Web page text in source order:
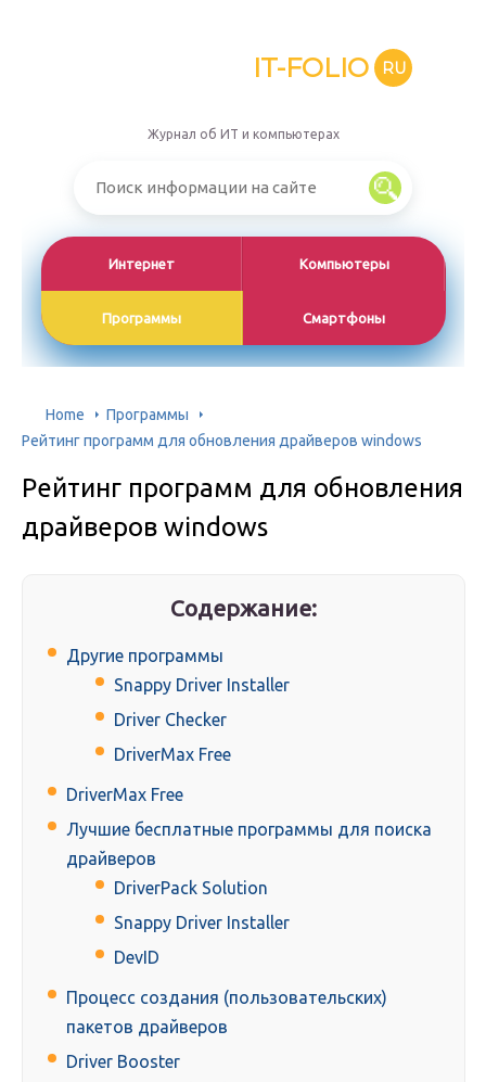
IT-FOLIO RU
Журнал об ИТ и компьютерах
Интернет Компьютеры
Программы Смартфоны
Home
Программы
Рейтинг программ для обновления драйверов windows
Рейтинг программ для обновления
драйверов windows
Содержание:
Другие программы
Snappy Driver Installer
Driver Checker
DriverMax Free
DriverMax Free
Лучшие бесплатные программы для поиска
драйверов
DriverPack Solution
Snappy Driver Installer
DevID
Процесс создания (пользовательских)
пакетов драйверов
Driver Booster